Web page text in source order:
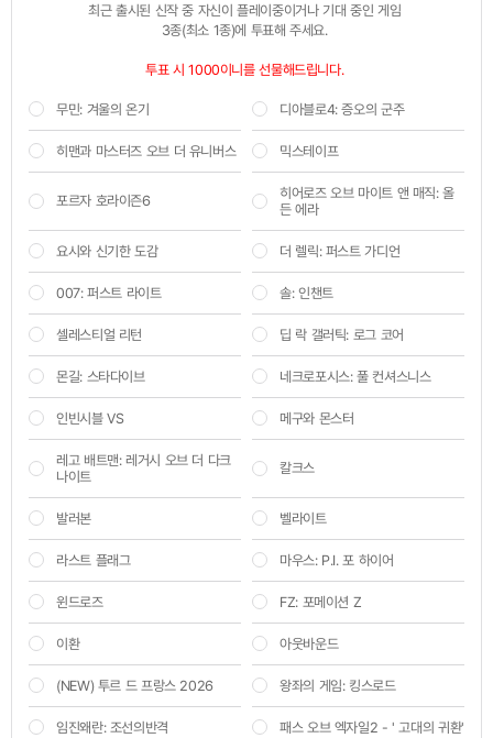
최근 출시된 신작 중 자신이 플레이중이거나 기대 중인 게임
3종(최소 1종)에 투표해 주세요.
투표 시 1000이니를 선물해드립니다.
무민: 겨울의 온기 디아블로4: 증오의 군주
히맨과 마스터즈 오브 더 유니버스 믹스테이프
포르자 호라이즌6
히어로즈 오브 마이트 앤 매직: 올
든 에라
요시와 신기한 도감 더 렐릭: 퍼스트 가디언
007: 퍼스트 라이트 솔: 인챈트
셀레스티얼 리턴 딥 락 갤러틱: 로그 코어
몬길: 스타다이브 네크로포시스: 풀 컨셔스니스
인빈시블 VS 메구와 몬스터
레고 배트맨: 레거시 오브 더 다크
나이트
칼크스
발러본 벨라이트
라스트 플래그 마우스: P.I. 포 하이어
윈드로즈 FZ: 포메이션 Z
이환 아웃바운드
(NEW) 투르 드 프랑스 2026 왕좌의 게임: 킹스로드
임진왜란: 조선의반격 패스 오브 엑자일2 - ' 고대의 귀환'